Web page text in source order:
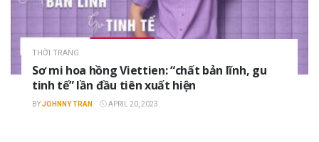
THỜI TRANG
Sơ mi hoa hồng Viettien: “chất bản lĩnh, gu
tinh tế” lần đầu tiên xuất hiện
BYJOHNNY TRAN APRIL 20, 2023